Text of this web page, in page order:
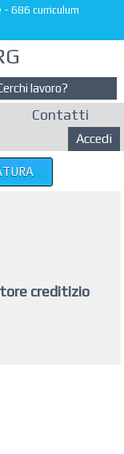
- 686 curriculum
lavoro?
Contatti
Accedi
creditizio